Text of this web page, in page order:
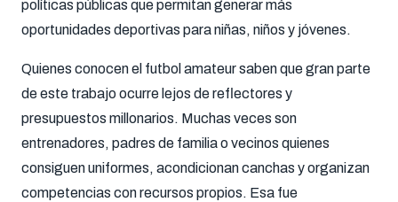
políticas públicas que permitan generar más
oportunidades deportivas para niñas, niños y jóvenes.
Quienes conocen el futbol amateur saben que gran parte
de este trabajo ocurre lejos de reflectores y
presupuestos millonarios. Muchas veces son
entrenadores, padres de familia o vecinos quienes
consiguen uniformes, acondicionan canchas y organizan
competencias con recursos propios. Esa fue